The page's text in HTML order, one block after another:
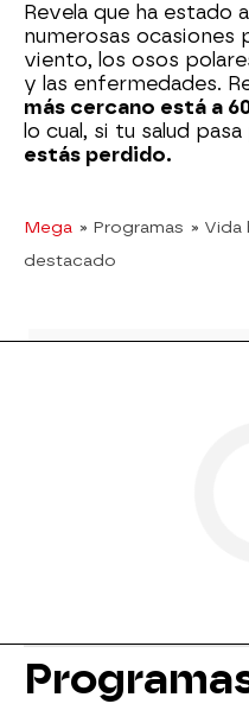
Revela que ha estado
numerosas ocasiones
viento, los osos
y las enfermedades.
más cercano está a
lo cual, si tu salud
estás perdido.
Mega » Programas » Vida
destacado